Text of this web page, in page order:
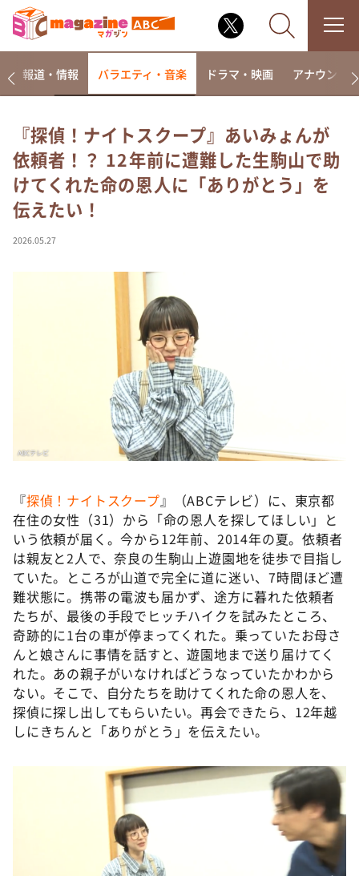
なるみ・岡村の過ぎるTV
相席食堂
これ余談なんですけど・・・
～人生密着トークバラエティ！～ やすとものいたっ
て真剣です
探偵！ナイトスクープ
news おかえり
河合＆A.B.C-Z塚田×福井アナ「なんでやねん！？」
（news おかえり）
DAIGOも台所 ～きょうの献立 何にする？～
本日はダイアンなり！シーズン２
朝だ！生です旅サラダ
教えて！ニュースライブ 正義のミカタ
新婚さんいらっしゃい！
ポツンと一軒家
ザキ山小屋本館
ぺこぱのまるスポ
アナ回覧板
報道・情報 バラエティ・音楽 ドラマ・映画 アナウンサー
『探偵！ナイトスクープ』あいみょんが
依頼者！？ 12年前に遭難した生駒山で助
けてくれた命の恩人に「ありがとう」を
伝えたい！
2026.05.27
『探偵！ナイトスクープ』（ABCテレビ）に、東京都
在住の女性（31）から「命の恩人を探してほしい」と
いう依頼が届く。今から12年前、2014年の夏。依頼者
は親友と2人で、奈良の生駒山上遊園地を徒歩で目指し
ていた。ところが山道で完全に道に迷い、7時間ほど遭
難状態に。携帯の電波も届かず、途方に暮れた依頼者
たちが、最後の手段でヒッチハイクを試みたところ、
奇跡的に1台の車が停まってくれた。乗っていたお母さ
んと娘さんに事情を話すと、遊園地まで送り届けてく
れた。あの親子がいなければどうなっていたかわから
ない。そこで、自分たちを助けてくれた命の恩人を、
探偵に探し出してもらいたい。再会できたら、12年越
しにきちんと「ありがとう」を伝えたい。